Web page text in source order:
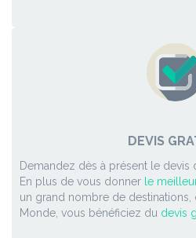
DEVIS
Demandez dès à présent le devis
En plus de vous donner le
un grand nombre de destinations,
Monde, vous bénéficiez du devis